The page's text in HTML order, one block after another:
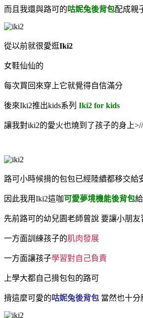
而且我還與路可的 咕妮兔後背包配成親
從以前就很愛逛Iki2
女鞋仙仙的
每次買回來穿上它就覺得自信滿分
後來Iki2推出kids系列 Iki2 for kids
讓我對iki2的愛火也燒到了孩子的身上
路可小時候揹的包包已經陸續都移交給
因此我用Iki2這咖可愛夢境機能後背包
先前路可的幼兒園老師曾說 要讓小朋友
一方面訓練孩子的肌肉發展
一方面讓孩子學習對自己負責
上學大都自己揹包包的路可
揹這麼可愛的 咕妮兔後背包 當然也十分